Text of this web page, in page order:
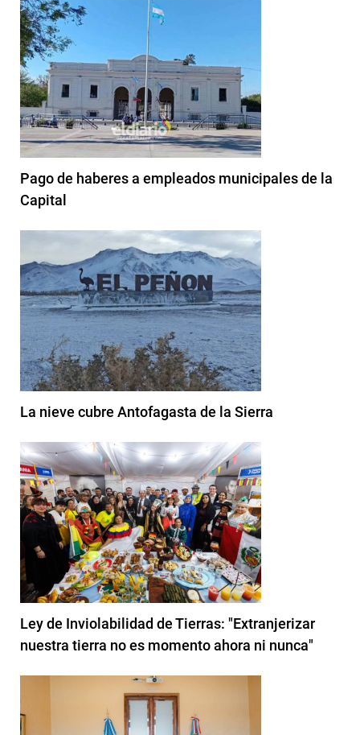
Pago de haberes a empleados municipales de la
Capital
La nieve cubre Antofagasta de la Sierra
Ley de Inviolabilidad de Tierras: "Extranjerizar
nuestra tierra no es momento ahora ni nunca"